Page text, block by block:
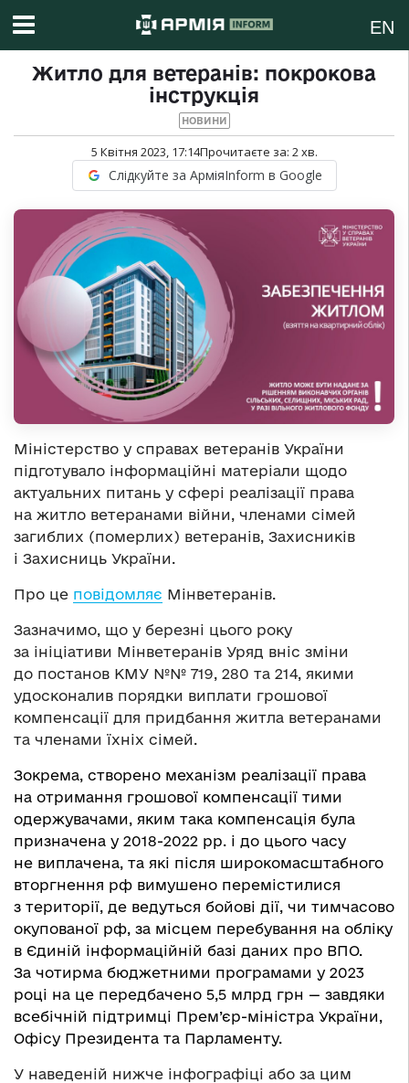
EN
Житло для ветеранів: покрокова
інструкція
НОВИНИ
5 Квітня 2023, 17:14Прочитаєте за: 2хв.
Слідкуйте за АрміяInform в Google
Міністерство у справах ветеранів України
підготувало інформаційні матеріали щодо
актуальних питань у сфері реалізації права
на житло ветеранами війни, членами сімей
загиблих (померлих) ветеранів, Захисників
і Захисниць України.
Про це повідомляє Мінветеранів.
Зазначимо, що у березні цього року
за ініціативи Мінветеранів Уряд вніс зміни
до постанов КМУ №№ 719, 280 та 214, якими
удосконалив порядки виплати грошової
компенсації для придбання житла ветеранами
та членами їхніх сімей.
Зокрема, створено механізм реалізації права
на отримання грошової компенсації тими
одержувачами, яким така компенсація була
призначена у 2018-2022 рр. і до цього часу
не виплачена, та які після широкомасштабного
вторгнення рф вимушено перемістилися
з території, де ведуться бойові дії, чи тимчасово
окупованої рф, за місцем перебування на обліку
в Єдиній інформаційній базі даних про ВПО.
За чотирма бюджетними програмами у 2023
році на це передбачено 5,5 млрд грн — завдяки
всебічній підтримці Прем’єр-міністра України,
Офісу Президента та Парламенту.
У наведеній нижче інфографіці або за цим